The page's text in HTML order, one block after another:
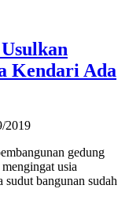
Kendari Ada
2019by
gedung
usia
sudut bangunan sudah